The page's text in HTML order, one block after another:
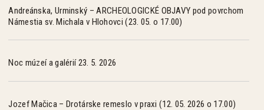
Andreánska, Urminský – ARCHEOLOGICKÉ OBJAVY pod povrchom
Námestia sv. Michala v Hlohovci (23. 05. o 17.00)
Noc múzeí a galérií 23. 5. 2026
Jozef Mačica – Drotárske remeslo v praxi (12. 05. 2026 o 17.00)